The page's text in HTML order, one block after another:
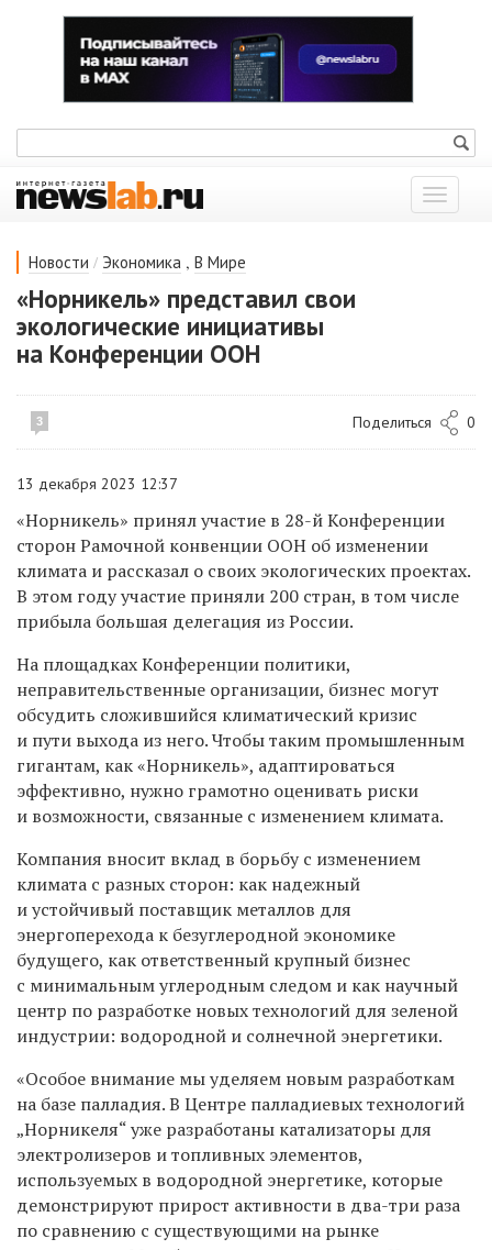
Показать
меню
Новости / Экономика , В Мире
«Норникель» представил свои
экологические инициативы
на Конференции ООН
3 Поделиться 0
13 декабря 2023 12:37
«Норникель» принял участие в 28-й Конференции
сторон Рамочной конвенции ООН об изменении
климата и рассказал о своих экологических проектах.
В этом году участие приняли 200 стран, в том числе
прибыла большая делегация из России.
На площадках Конференции политики,
неправительственные организации, бизнес могут
обсудить сложившийся климатический кризис
и пути выхода из него. Чтобы таким промышленным
гигантам, как «Норникель», адаптироваться
эффективно, нужно грамотно оценивать риски
и возможности, связанные с изменением климата.
Компания вносит вклад в борьбу с изменением
климата с разных сторон: как надежный
и устойчивый поставщик металлов для
энергоперехода к безуглеродной экономике
будущего, как ответственный крупный бизнес
с минимальным углеродным следом и как научный
центр по разработке новых технологий для зеленой
индустрии: водородной и солнечной энергетики.
«Особое внимание мы уделяем новым разработкам
на базе палладия. В Центре палладиевых технологий
„Норникеля“ уже разработаны катализаторы для
электролизеров и топливных элементов,
используемых в водородной энергетике, которые
демонстрируют прирост активности в два-три раза
по сравнению с существующими на рынке